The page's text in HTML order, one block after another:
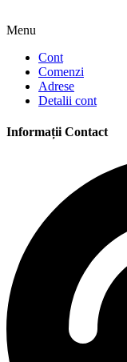
Menu
Cont
Comenzi
Adrese
Detalii cont
Informații Contact